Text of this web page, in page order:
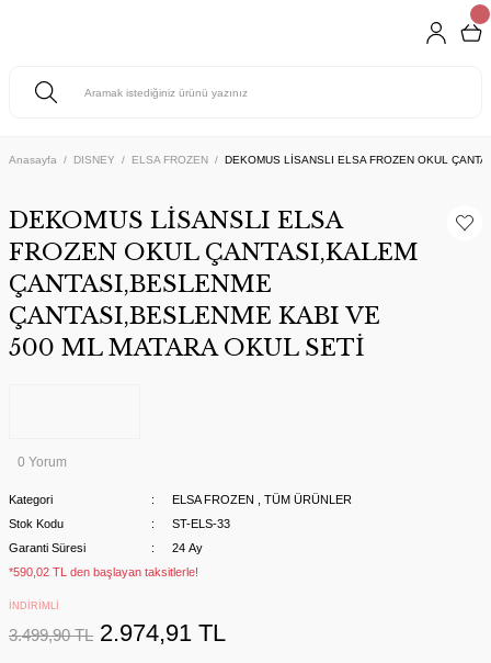
Anasayfa DISNEY ELSA FROZEN DEKOMUS LİSANSLI ELSA FROZEN OKUL
DEKOMUS LİSANSLI ELSA
FROZEN OKUL ÇANTASI,KALEM
ÇANTASI,BESLENME
ÇANTASI,BESLENME KABI VE
500 ML MATARA OKUL SETİ
0 Yorum
Kategori ELSA FROZEN
TÜM ÜRÜNLER
Stok Kodu
ST-ELS-33
Garanti Süresi
24 Ay
*590,02 TL den başlayan taksitlerle!
İNDİRİMLİ
3.499,90 TL 2.974,91 TL